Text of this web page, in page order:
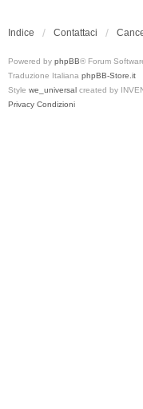
Indice Contattaci
Powered by phpBB® Forum
Traduzione Italiana phpBB-Store.it
Style we_universal created by
Privacy Condizioni